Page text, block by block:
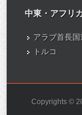
中東・アフリ
アラブ首長
トルコ
Copyrights ©